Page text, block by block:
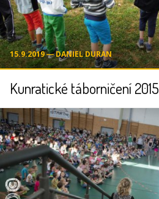
15.9.2019 ― DANIEL DURAN
Kunratické táborničení 2015